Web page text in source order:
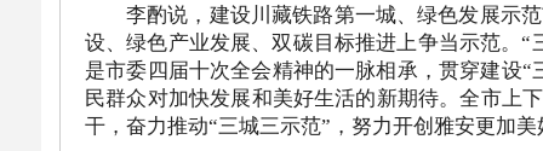
李酌说，建设川藏铁路第一城、绿色发展示
设、绿色产业发展、双碳目标推进上争当示范。
是市委四届十次全会精神的一脉相承，贯穿建设
民群众对加快发展和美好生活的新期待。全市上
干，奋力推动“三城三示范”，努力开创雅安更加